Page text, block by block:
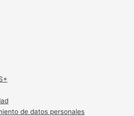
de datos personales